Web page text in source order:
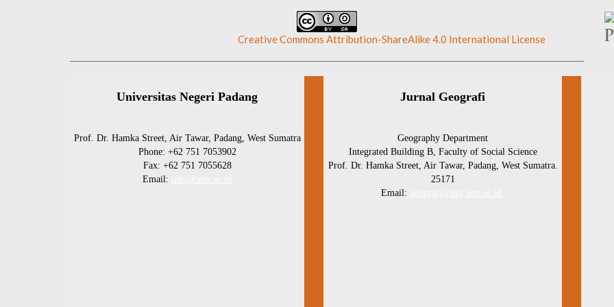
Creative Commons Attribution-ShareAlike 4.0 International License.
Universitas Negeri Padang
Prof. Dr. Hamka Street, Air Tawar, Padang, West Sumatra
Phone: +62 751 7053902
Fax: +62 751 7055628
Email:
Jurnal Geografi
Geography Department
Integrated Building B, Faculty of Social Science
Prof. Dr. Hamka Street, Air Tawar, Padang, West Sumatra.
25171
Email: